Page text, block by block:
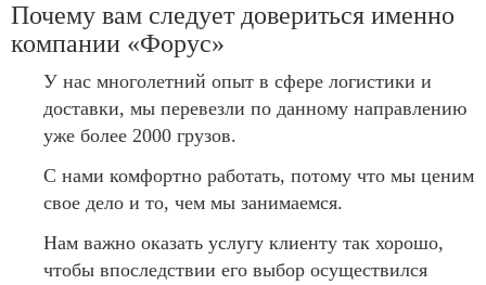
Почему вам следует довериться именно
компании «Форус»
У нас многолетний опыт в сфере логистики и
доставки, мы перевезли по данному направлению
уже более 2000 грузов.
С нами комфортно работать, потому что мы ценим
свое дело и то, чем мы занимаемся.
Нам важно оказать услугу клиенту так хорошо,
чтобы впоследствии его выбор осуществился